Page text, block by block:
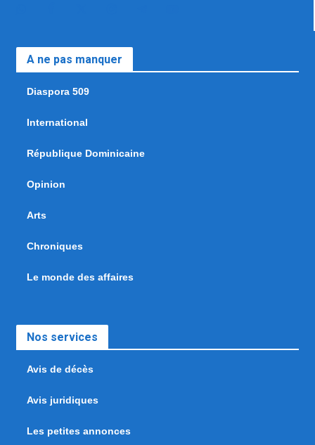
A ne pas manquer
Diaspora 509
International
République Dominicaine
Opinion
Arts
Chroniques
Le monde des affaires
Nos services
Avis de décès
Avis juridiques
Les petites annonces